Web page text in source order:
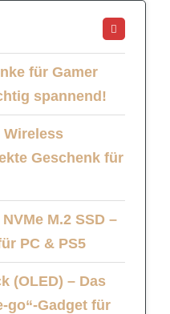
für Gamer
spannend!
Wireless
Geschenk für
M.2 SSD –
PC & PS5
(OLED) – Das
go“-Gadget für